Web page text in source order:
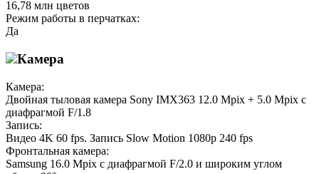
16,78 млн цветов
Режим работы в перчатках:
Да
Камера
Камера:
Двойная тыловая камера Sony IMX363 12.0 Mpix + 5.0 Mpix с
диафрагмой F/1.8
Запись:
Видео 4K 60 fps. Запись Slow Motion 1080p 240 fps
Фронтальная камера:
Samsung 16.0 Mpix с диафрагмой F/2.0 и широким углом